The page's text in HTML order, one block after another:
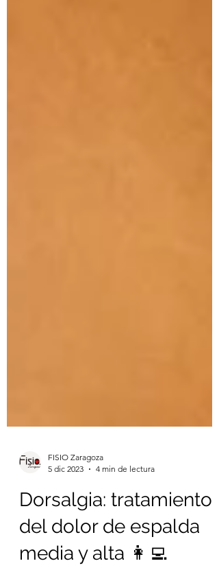
5 dic 2023
4 min de lectura
Dorsalgia: tratamiento
del dolor de espalda